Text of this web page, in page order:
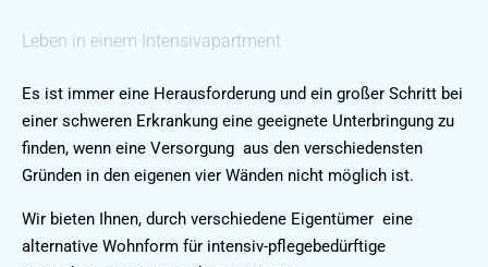
Leben in einem Intensivapartment
Es ist immer eine Herausforderung und ein großer Schritt bei
einer schweren Erkrankung eine geeignete Unterbringung zu
finden, wenn eine Versorgung aus den verschiedensten
Gründen in den eigenen vier Wänden nicht möglich ist.
Wir bieten Ihnen, durch verschiedene Eigentümer eine
alternative Wohnform für intensiv-pflegebedürftige